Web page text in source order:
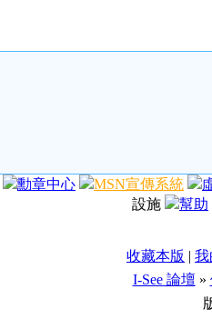
勳章中心 MSN宣傳系統
設施
幫助
收藏本版 | 我
I-See 論壇 »